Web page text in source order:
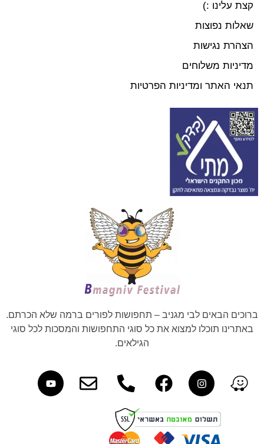
קצת עלינו :)
שאלות נפוצות
הצהרת נגישות
מדיניות משלוחים
תנאי האתר ומדיניות הפרטיות
ברוכים הבאים לבי מגניב – תחפושות לפורים ברמה שלא הכרתם.
באתרינו תוכלו למצוא את כל סוגי התחפושות והמסכות לכל סוגי
הגילאים.